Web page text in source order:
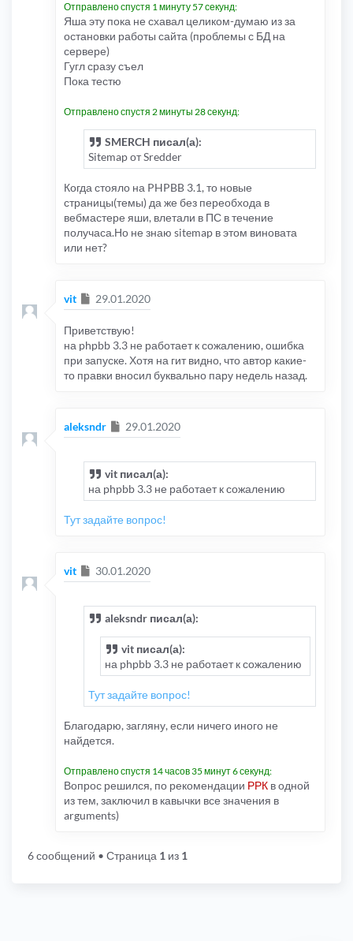
Отправлено спустя 1 минуту 57 секунд:
Яша эту пока не схавал целиком-думаю из за
остановки работы сайта (проблемы с БД на
сервере)
Гугл сразу съел
Пока тестю
Отправлено спустя 2 минуты 28 секунд:
SMERCH писал(а):
Sitemap от Sredder
Когда стояло на PHPBB 3.1, то новые
страницы(темы) да же без переобхода в
вебмастере яши, влетали в ПС в течение
получаса.Но не знаю sitemap в этом виновата
или нет?
vit Сообщение
29.01.2020
Приветствую!
на phpbb 3.3 не работает к сожалению, ошибка
при запуске. Хотя на гит видно, что автор какие-
то правки вносил буквально пару недель назад.
aleksndr Сообщение
29.01.2020
vit писал(а):
на phpbb 3.3 не работает к сожалению
Тут задайте вопрос!
vit Сообщение
30.01.2020
aleksndr писал(а):
vit писал(а):
на phpbb 3.3 не работает к сожалению
Тут задайте вопрос!
Благодарю, загляну, если ничего иного не
найдется.
Отправлено спустя 14 часов 35 минут 6 секунд:
Вопрос решился, по рекомендации РРК в одной
из тем, заключил в кавычки все значения в
arguments)
6 сообщений • Страница 1 из 1